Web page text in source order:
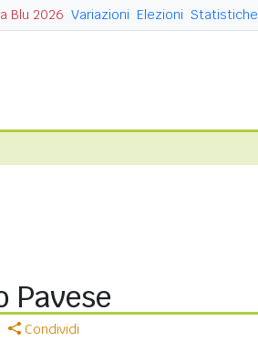
Blu 2026 Variazioni Elezioni Statistiche
Pavese
Condividi